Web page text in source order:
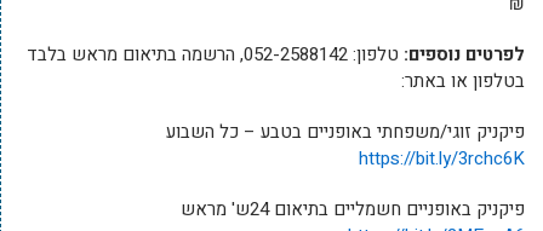
לפרטים נוספים:
טלפון: 052-2588142, הרשמה בתיאום מראש בלבד
בטלפון או באתר:
פיקניק זוגי/משפחתי באופניים בטבע – כל השבוע
https://bit.ly/3rchc6K
פיקניק באופניים חשמליים בתיאום 24ש' מראש